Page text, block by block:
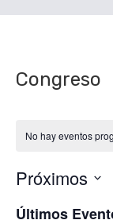
Congreso
No hay eventos
Próximos
la
Últimos